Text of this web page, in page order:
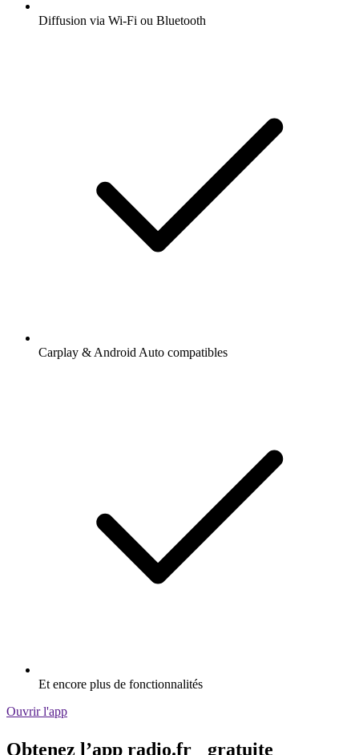
Diffusion via Wi-Fi ou Bluetooth
Carplay & Android Auto compatibles
Et encore plus de fonctionnalités
Ouvrir l'app
Obtenez l’app radio.fr gratuite